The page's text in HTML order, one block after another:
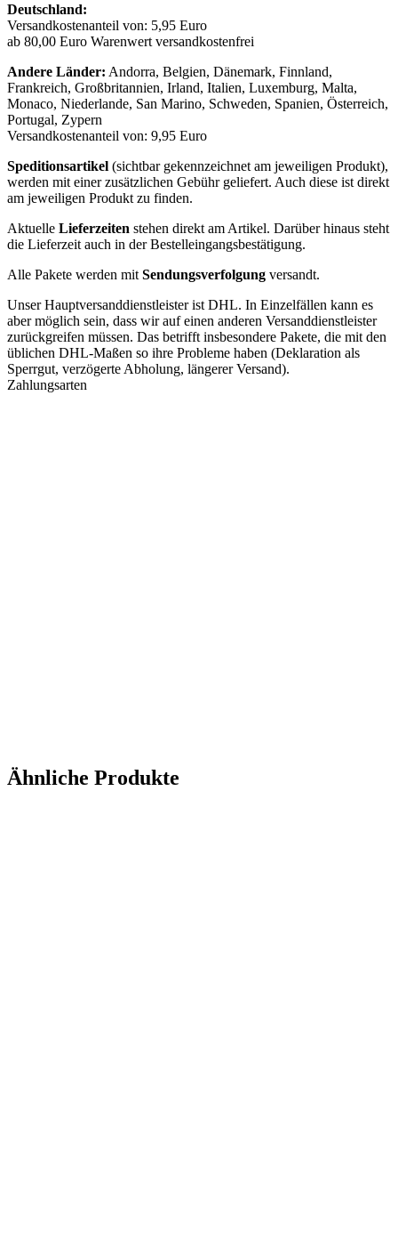
Deutschland:
Versandkostenanteil von: 5,95 Euro
ab 80,00 Euro Warenwert versandkostenfrei
Andere Länder: Andorra, Belgien, Dänemark, Finnland,
Frankreich, Großbritannien, Irland, Italien, Luxemburg, Malta,
Monaco, Niederlande, San Marino, Schweden, Spanien, Österreich,
Portugal, Zypern
Versandkostenanteil von: 9,95 Euro
Speditionsartikel (sichtbar gekennzeichnet am jeweiligen Produkt),
werden mit einer zusätzlichen Gebühr geliefert. Auch diese ist direkt
am jeweiligen Produkt zu finden.
Aktuelle Lieferzeiten stehen direkt am Artikel. Darüber hinaus steht
die Lieferzeit auch in der Bestelleingangsbestätigung.
Alle Pakete werden mit Sendungsverfolgung versandt.
Unser Hauptversanddienstleister ist DHL. In Einzelfällen kann es
aber möglich sein, dass wir auf einen anderen Versanddienstleister
zurückgreifen müssen. Das betrifft insbesondere Pakete, die mit den
üblichen DHL-Maßen so ihre Probleme haben (Deklaration als
Sperrgut, verzögerte Abholung, längerer Versand).
Zahlungsarten
Ähnliche Produkte